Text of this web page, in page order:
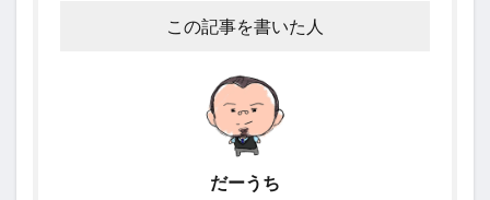
この記事を書いた人
だーうち